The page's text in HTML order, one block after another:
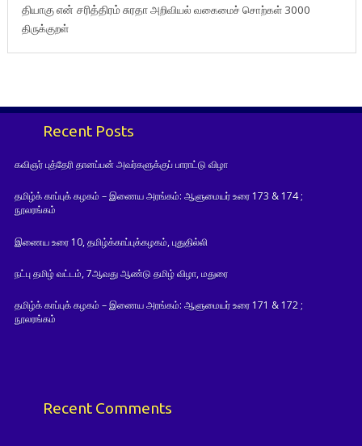
தியாகுஎன் சரித்திரம்சுரதாஅறிவியல் வகைமைச் சொற்கள் 3000
திருக்குறள்
Recent Posts
கவிஞர் புத்தேரி தானப்பன் அவர்களுக்குப் பாராட்டு விழா
தமிழ்க் காப்புக் கழகம் – இணைய அரங்கம்: ஆளுமையர் உரை 173 & 174 ;
நூலரங்கம்
இணைய உரை 10, தமிழ்க்காப்புக்கழகம், புதுதில்லி
நட்பு தமிழ் வட்டம், 7ஆவது ஆண்டு தமிழ் விழா, மதுரை
தமிழ்க் காப்புக் கழகம் – இணைய அரங்கம்: ஆளுமையர் உரை 171 & 172 ;
நூலரங்கம்
Recent Comments